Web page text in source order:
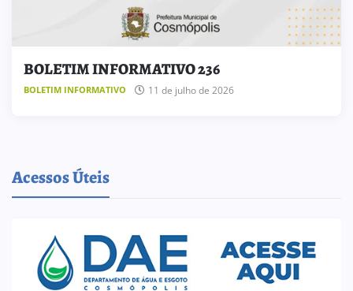
BOLETIM INFORMATIVO 236
BOLETIM INFORMATIVO 11 de julho de 2026
Acessos Úteis